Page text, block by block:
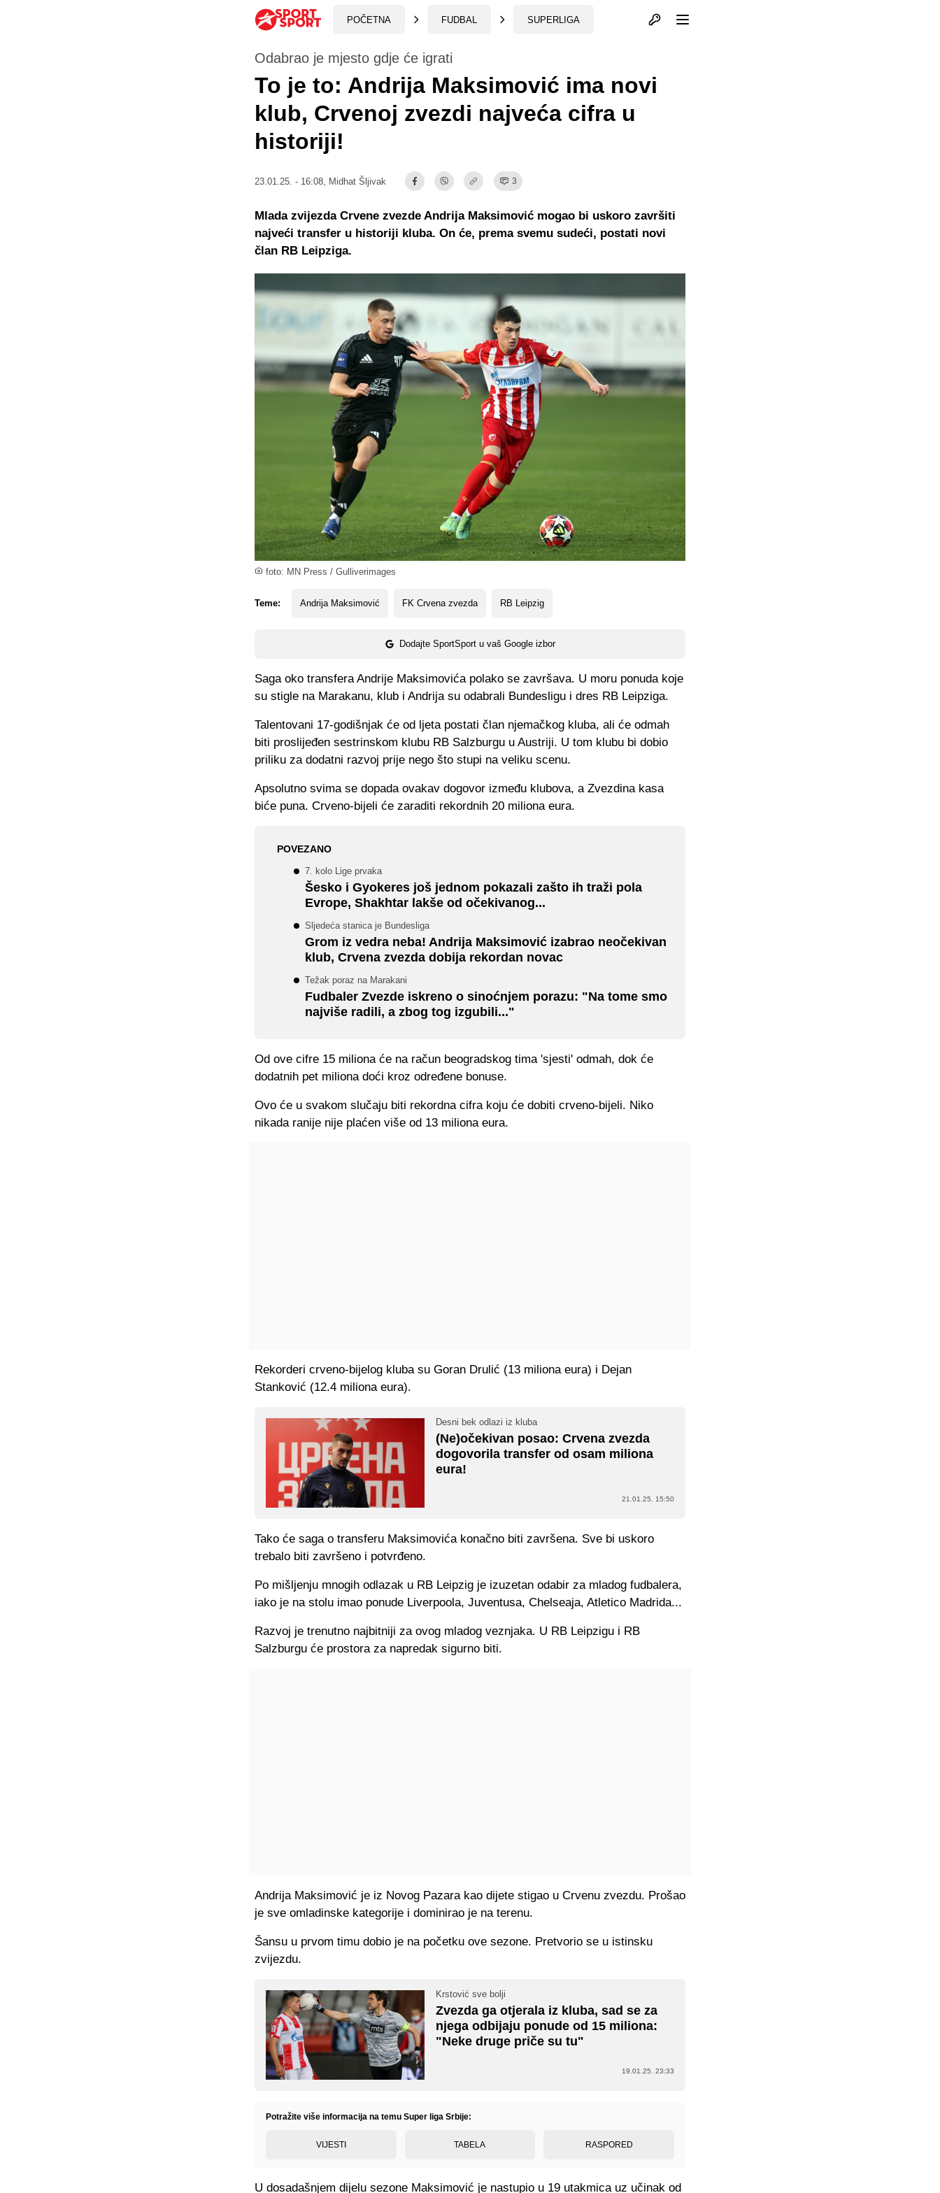
POČETNA FUDBAL SUPERLIGA Otvori profil
foto: MN Press / Gulliverimages
Odabrao je mjesto gdje će igrati
To je to: Andrija Maksimović ima novi
klub, Crvenoj zvezdi najveća cifra u
historiji!
23.01.25. - 16:08, Midhat Šljivak 3
Teme: Andrija Maksimović FK Crvena zvezda RB Leipzig
Dodajte SportSport u vaš Google izbor
Mlada zvijezda Crvene zvezde Andrija Maksimović mogao bi uskoro završiti
najveći transfer u historiji kluba. On će, prema svemu sudeći, postati novi
član RB Leipziga.
Saga oko transfera Andrije Maksimovića polako se završava. U moru ponuda koje
su stigle na Marakanu, klub i Andrija su odabrali Bundesligu i dres RB Leipziga.
Talentovani 17-godišnjak će od ljeta postati član njemačkog kluba, ali će odmah
biti proslijeđen sestrinskom klubu RB Salzburgu u Austriji. U tom klubu bi dobio
priliku za dodatni razvoj prije nego što stupi na veliku scenu.
Apsolutno svima se dopada ovakav dogovor između klubova, a Zvezdina kasa
biće puna. Crveno-bijeli će zaraditi rekordnih 20 miliona eura.
POVEZANO
7. kolo Lige prvaka
Šesko i Gyokeres još jednom pokazali zašto ih traži pola
Evrope, Shakhtar lakše od očekivanog...
Sljedeća stanica je Bundesliga
Grom iz vedra neba! Andrija Maksimović izabrao neočekivan
klub, Crvena zvezda dobija rekordan novac
Težak poraz na Marakani
Fudbaler Zvezde iskreno o sinoćnjem porazu: "Na tome smo
najviše radili, a zbog tog izgubili..."
Od ove cifre 15 miliona će na račun beogradskog tima 'sjesti' odmah, dok će
dodatnih pet miliona doći kroz određene bonuse.
Ovo će u svakom slučaju biti rekordna cifra koju će dobiti crveno-bijeli. Niko
nikada ranije nije plaćen više od 13 miliona eura.
Rekorderi crveno-bijelog kluba su Goran Drulić (13 miliona eura) i Dejan
Stanković (12.4 miliona eura).
Desni bek odlazi iz kluba
(Ne)očekivan posao: Crvena zvezda
dogovorila transfer od osam miliona
eura!
21.01.25. 15:50
Tako će saga o transferu Maksimovića konačno biti završena. Sve bi uskoro
trebalo biti završeno i potvrđeno.
Po mišljenju mnogih odlazak u RB Leipzig je izuzetan odabir za mladog fudbalera,
iako je na stolu imao ponude Liverpoola, Juventusa, Chelseaja, Atletico Madrida...
Razvoj je trenutno najbitniji za ovog mladog veznjaka. U RB Leipzigu i RB
Salzburgu će prostora za napredak sigurno biti.
Andrija Maksimović je iz Novog Pazara kao dijete stigao u Crvenu zvezdu. Prošao
je sve omladinske kategorije i dominirao je na terenu.
Šansu u prvom timu dobio je na početku ove sezone. Pretvorio se u istinsku
zvijezdu.
Krstović sve bolji
Zvezda ga otjerala iz kluba, sad se za
njega odbijaju ponude od 15 miliona:
"Neke druge priče su tu"
19.01.25. 23:33
Potražite više informacija na temu Super liga Srbije:
VIJESTI TABELA RASPORED
U dosadašnjem dijelu sezone Maksimović je nastupio u 19 utakmica uz učinak od